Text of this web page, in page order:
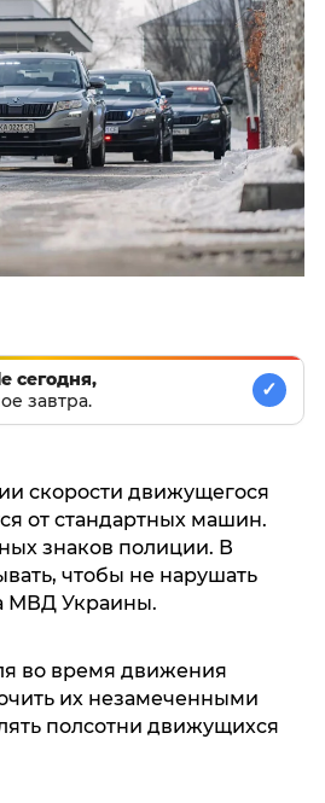
сегодня,
завтра.
✓
скорости движущегося
от стандартных машин.
знаков полиции. В
чтобы не нарушать
МВД Украины.
во время движения
их незамеченными
полсотни движущихся